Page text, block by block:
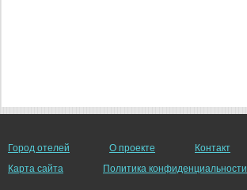
Город отелей О проекте
Контакт
Карта сайта
Политика конфиденциальности